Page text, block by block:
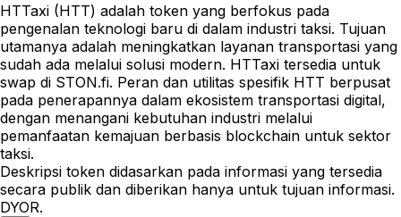
HTTaxi (HTT) adalah token yang berfokus pada
pengenalan teknologi baru di dalam industri taksi. Tujuan
utamanya adalah meningkatkan layanan transportasi yang
sudah ada melalui solusi modern. HTTaxi tersedia untuk
swap di STON.fi. Peran dan utilitas spesifik HTT berpusat
pada penerapannya dalam ekosistem transportasi digital,
dengan menangani kebutuhan industri melalui
pemanfaatan kemajuan berbasis blockchain untuk sektor
taksi.
Deskripsi token didasarkan pada informasi yang tersedia
secara publik dan diberikan hanya untuk tujuan informasi.
DYOR.